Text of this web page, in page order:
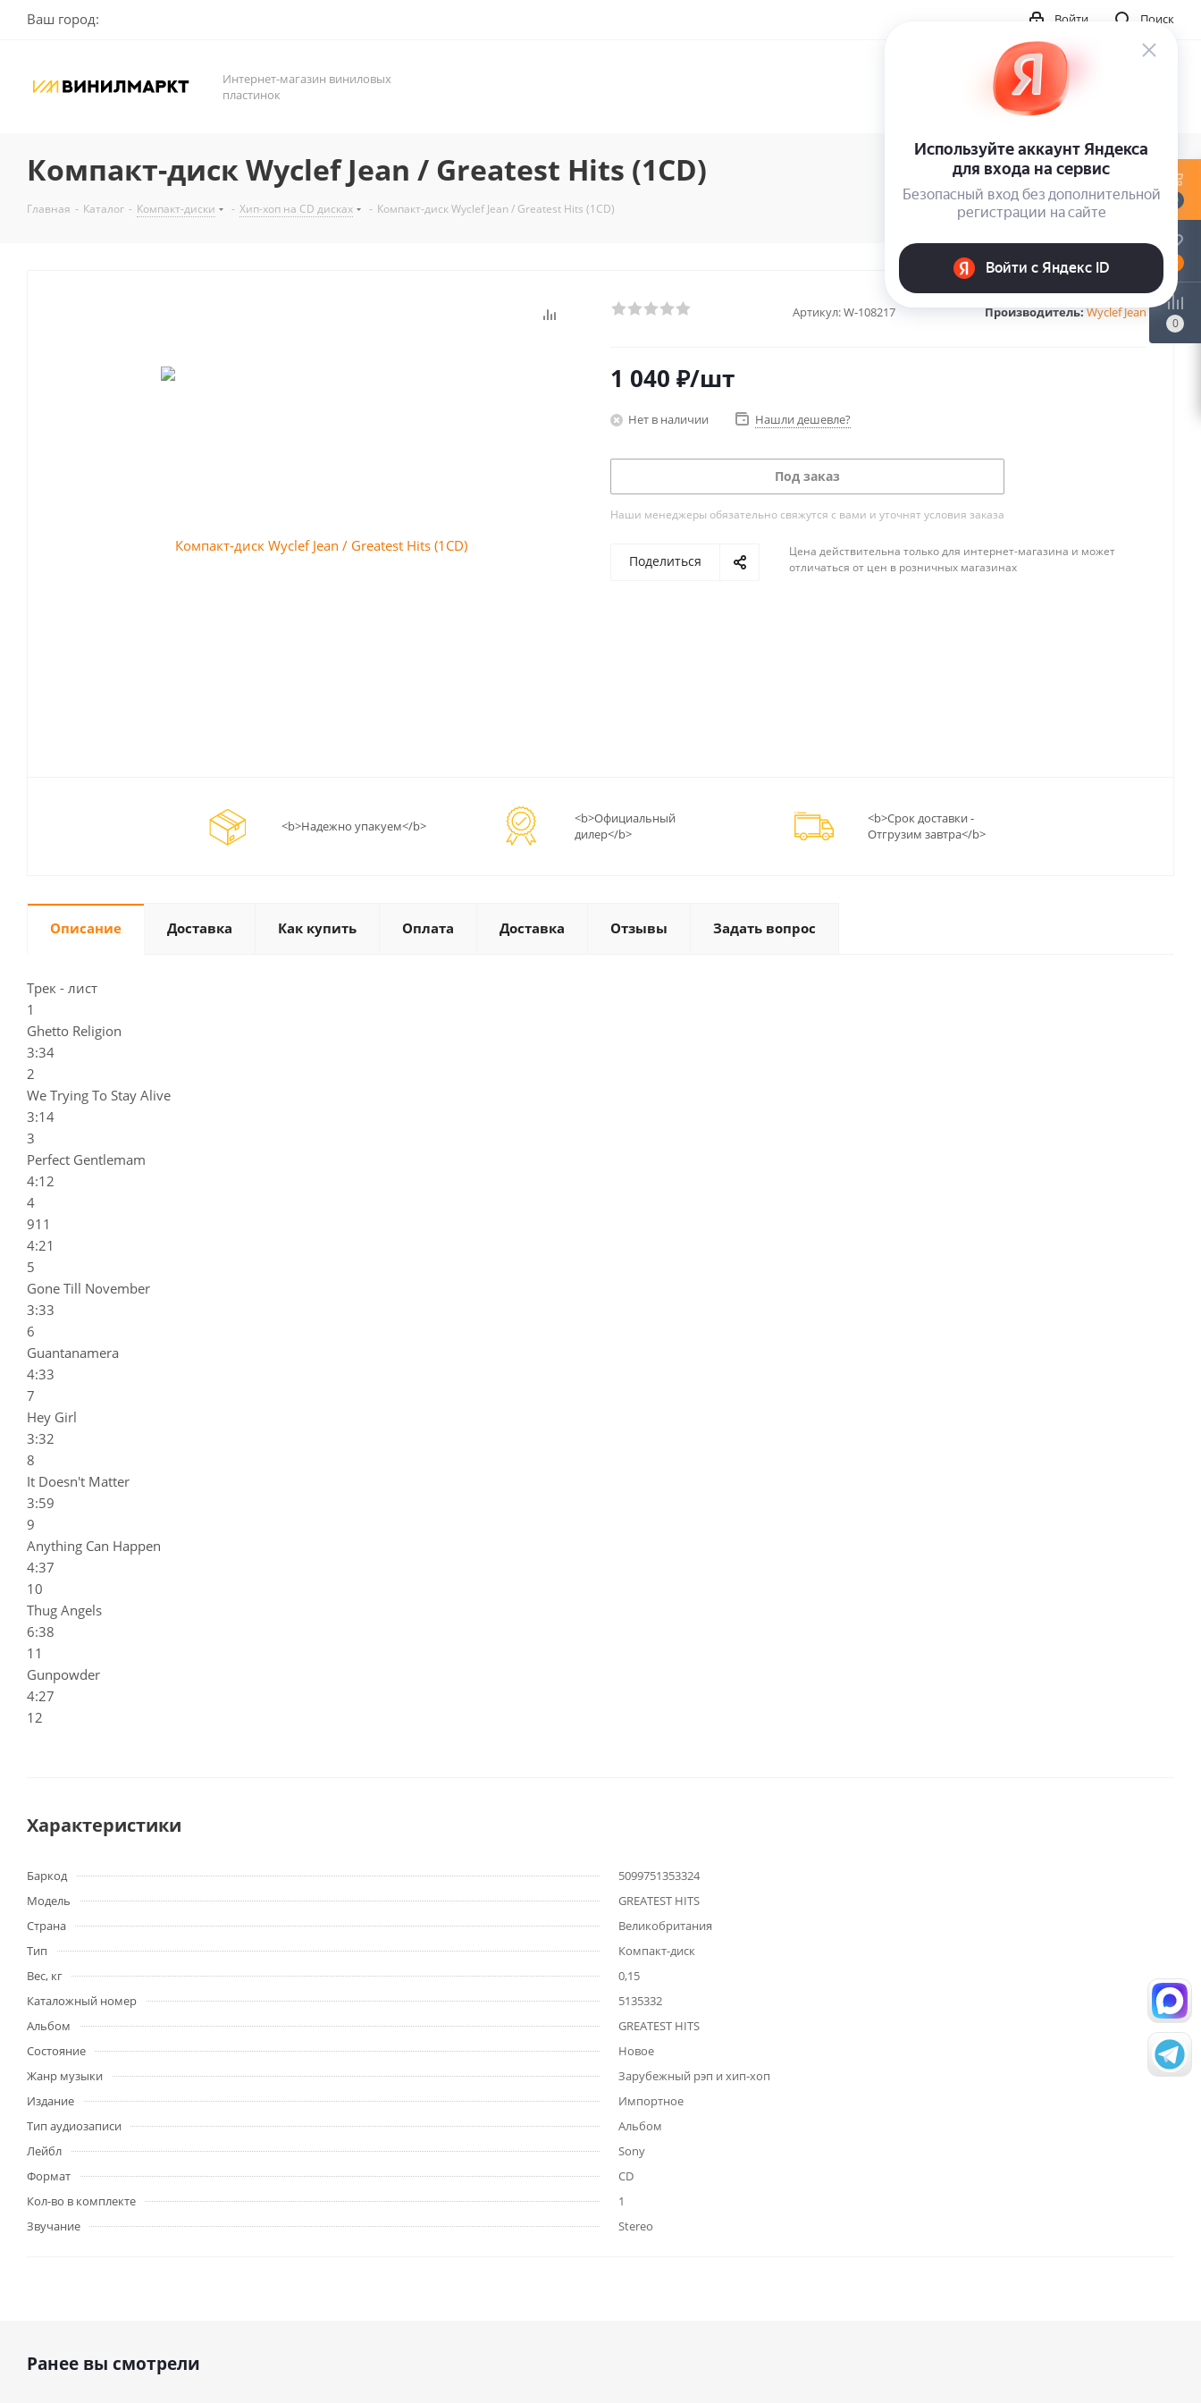
Ваш город: Поиск
Войти
Интернет-магазин виниловых
пластинок
Компакт-диск Wyclef Jean / Greatest Hits (1CD)
Главная - Каталог - Компакт-диски - Хип-хоп на CD дисках - Компакт-диск Wyclef Jean / Greatest Hits (1CD)
Артикул:W-108217 Производитель:Wyclef Jean
1 040 ₽/шт
Нет в наличии Нашли дешевле?
Под заказ
Наши менеджеры обязательно свяжутся с вами и уточнят условия заказа
Поделиться
Цена действительна только для интернет-магазина и может
отличаться от цен в розничных магазинах
<b>Надежно упакуем</b>
<b>Официальный
дилер</b>
<b>Срок доставки -
Отгрузим завтра</b>
Описание Доставка Как купить Оплата Доставка Отзывы Задать вопрос
Трек - лист
1
Ghetto Religion
3:34
2
We Trying To Stay Alive
3:14
3
Perfect Gentlemam
4:12
4
911
4:21
5
Gone Till November
3:33
6
Guantanamera
4:33
7
Hey Girl
3:32
8
It Doesn't Matter
3:59
9
Anything Can Happen
4:37
10
Thug Angels
6:38
11
Gunpowder
4:27
12
Характеристики
Баркод
5099751353324
Модель
GREATEST HITS
Страна
Великобритания
Тип
Компакт-диск
Вес, кг
0,15
Каталожный номер
5135332
Альбом
GREATEST HITS
Состояние
Новое
Жанр музыки
Зарубежный рэп и хип-хоп
Издание
Импортное
Тип аудиозаписи
Альбом
Лейбл
Sony
Формат
CD
Кол-во в комплекте
1
Звучание
Stereo
Ранее вы смотрели
0
0
0